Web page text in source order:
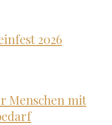
2026
Menschen mit